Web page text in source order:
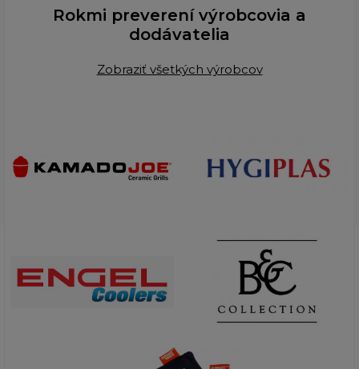
Rokmi preverení výrobcovia a
dodávatelia
Zobraziť všetkých výrobcov